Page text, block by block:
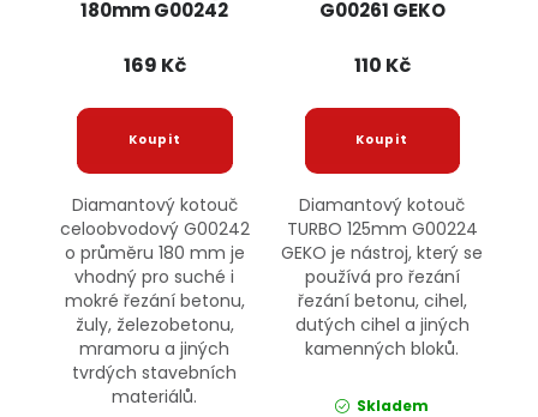
180mm G00242
169 Kč
Diamantový kotouč
celoobvodový G00242
o průměru 180 mm je
vhodný pro suché i
mokré řezání betonu,
žuly, železobetonu,
mramoru a jiných
tvrdých stavebních
materiálů.
G00261 GEKO
110 Kč
Diamantový kotouč
TURBO 125mm G00224
GEKO je nástroj, který se
používá pro řezání
řezání betonu, cihel,
dutých cihel a jiných
kamenných bloků.
Skladem